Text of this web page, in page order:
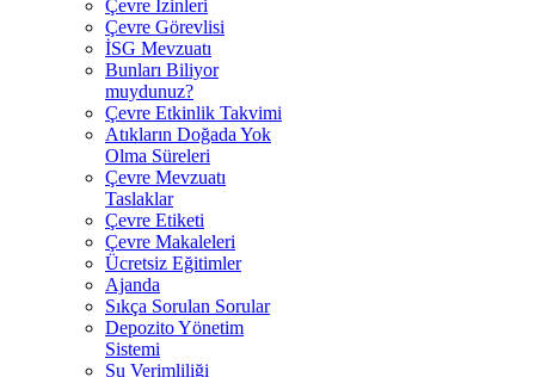
Çevre İzinleri
Çevre Görevlisi
İSG Mevzuatı
Bunları Biliyor
muydunuz?
Çevre Etkinlik Takvimi
Atıkların Doğada Yok
Olma Süreleri
Çevre Mevzuatı
Taslaklar
Çevre Etiketi
Çevre Makaleleri
Ücretsiz Eğitimler
Ajanda
Sıkça Sorulan Sorular
Depozito Yönetim
Sistemi
Su Verimliliği